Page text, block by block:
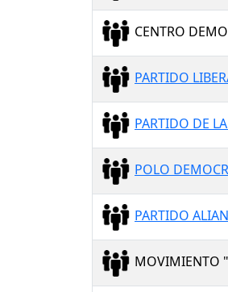
CENTRO
PARTIDO
PARTIDO DE
POLO
PARTIDO
MOVIMIENTO